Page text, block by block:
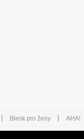
| Blesk pro ženy | AHA!